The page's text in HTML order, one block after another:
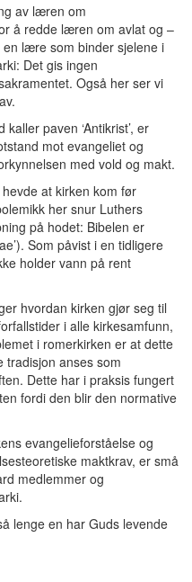
av læren om
å redde læren om avlat og –
lære som binder sjelene i
Det gis ingen
Også her ser vi
paven ‘Antikrist’, er
mot evangeliet og
med vold og makt.
at kirken kom før
her snur Luthers
på hodet: Bibelen er
Som påvist i en tidligere
holder vann på rent
hvordan kirken gjør seg til
i alle kirkesamfunn,
i romerkirken er at dette
tradisjon anses som
Dette har i praksis fungert
fordi den blir den normative
evangelieforståelse og
maktkrav, er små
medlemmer og
lenge en har Guds levende